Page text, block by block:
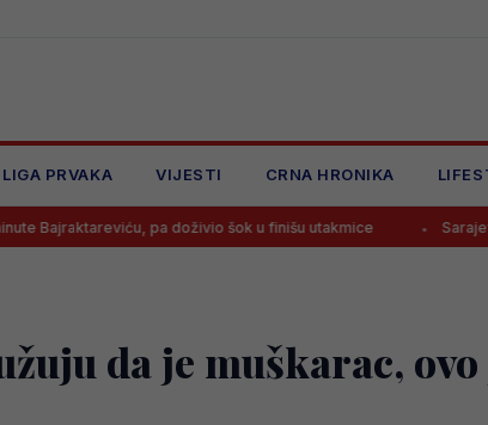
LIGA PRVAKA VIJESTI CRNA HRONIKA
pa doživio šok u finišu utakmice Sarajevo razočaralo
da je muškarac,